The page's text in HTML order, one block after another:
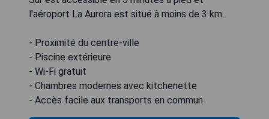
l'aéroport La Aurora est situé à moins de 3 km.
- Proximité du centre-ville
- Piscine extérieure
- Wi-Fi gratuit
- Chambres modernes avec kitchenette
- Accès facile aux transports en commun